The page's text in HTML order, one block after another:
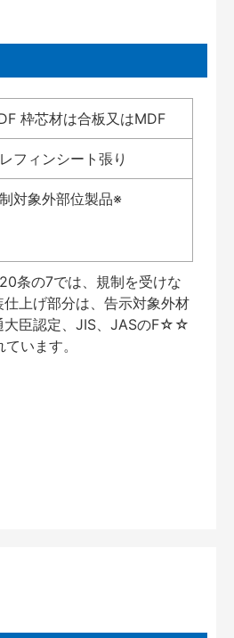
枠芯材は合板又はMDF
フィンシート張り
対象外部位製品※
条の7では、規制を受けな
上げ部分は、告示対象外材
大臣認定、JIS、JASのF☆☆
います。